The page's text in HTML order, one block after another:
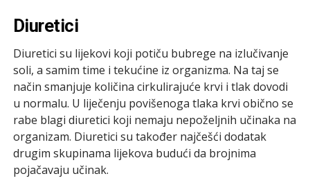
Diuretici
Diuretici su lijekovi koji potiču bubrege na izlučivanje
soli, a samim time i tekućine iz organizma. Na taj se
način smanjuje količina cirkulirajuće krvi i tlak dovodi
u normalu. U liječenju povišenoga tlaka krvi obično se
rabe blagi diuretici koji nemaju nepoželjnih učinaka na
organizam. Diuretici su također najčešći dodatak
drugim skupinama lijekova budući da brojnima
pojačavaju učinak.